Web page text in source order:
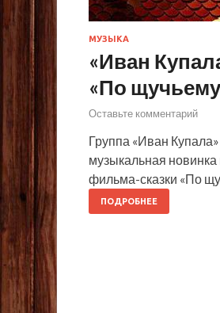
МУЗЫКА
«Иван
«По
Оставьте комментарий
Группа «Иван
музыкальная новинка
фильма-сказки «По
ПОДРОБНЕЕ